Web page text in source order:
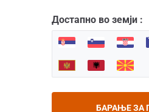
Достапно во земји :
БАРАЊЕ ЗА